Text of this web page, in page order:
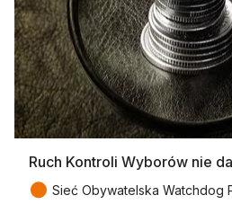
Ruch Kontroli Wyborów nie
● Sieć Obywatelska Watchdog